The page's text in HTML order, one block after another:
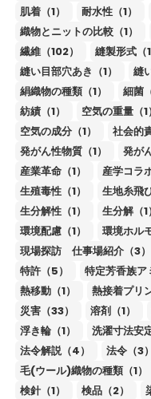
肌着（1）
耐水性（1）
織物とニットの比較（1）
繊維（102）
縫製形式（1
縫い目部穴あき（1）
縫
絹織物の種類（1）
細菌
紡績（1）
空気の重量（1）
空気の成分（1）
社会的
発がん性物質（1）
発が
産業革命（1）
産学コラ
生殖毒性（1）
生地糸飛
生分解性（1）
生分解（1）
環境配慮（1）
環境ホル
現場探訪 仕事場紹介（3）
特許（5）
特定芳香族ア
熱移動（1）
熱接着プリ
災害（33）
溶剤（1）
浮き輪（1）
洗濯寸法安
法令解説（4）
法令（3）
毛(ウール)織物の種類（1）
検針（1）
検品（2）